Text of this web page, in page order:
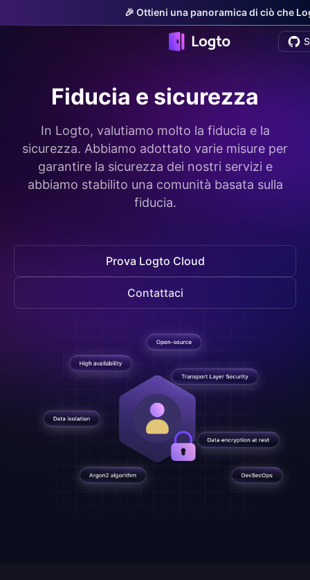
🎉 Ottieni una panoramica di ciò che
Fiducia e sicurezza
In Logto, valutiamo molto la fiducia e la
sicurezza. Abbiamo adottato varie misure per
garantire la sicurezza dei nostri servizi e
abbiamo stabilito una comunità basata sulla
fiducia.
Prova Logto Cloud
Contattaci